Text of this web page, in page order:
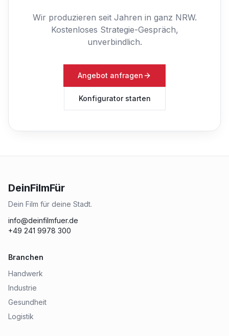
Wir produzieren seit Jahren in ganz NRW.
Kostenloses Strategie-Gespräch,
unverbindlich.
Angebot anfragen
Konfigurator starten
DeinFilmFür
Dein Film für deine Stadt.
info@deinfilmfuer.de
+49 241 9978 300
Branchen
Handwerk
Industrie
Gesundheit
Logistik